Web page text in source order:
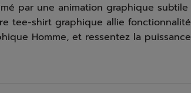
par une animation graphique subtile
tee-shirt graphique allie fonctionnalité
Homme, et ressentez la puissance